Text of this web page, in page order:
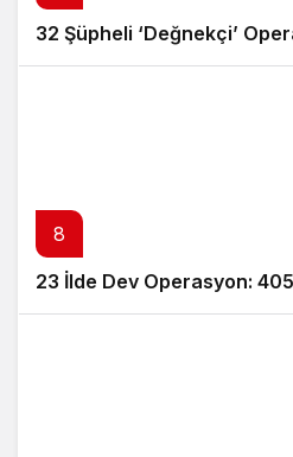
32 Şüpheli ‘Değnekçi’
8
23 İlde Dev Operasyon: